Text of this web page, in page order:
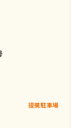
提携駐車場